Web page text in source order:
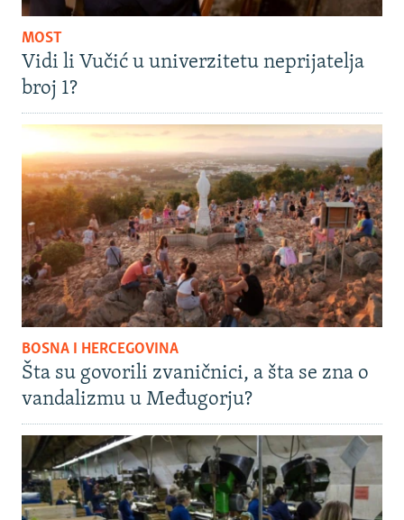
MOST
Vidi li Vučić u univerzitetu neprijatelja
broj 1?
BOSNA I HERCEGOVINA
Šta su govorili zvaničnici, a šta se zna o
vandalizmu u Međugorju?